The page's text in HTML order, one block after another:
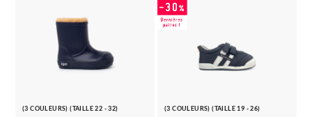
(3 COULEURS) (TAILLE 22 - 32) (3 COULEURS) (TAILLE 19 - 26)